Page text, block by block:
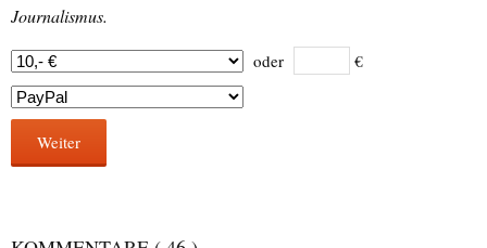
Journalismus.
oder €
Weiter